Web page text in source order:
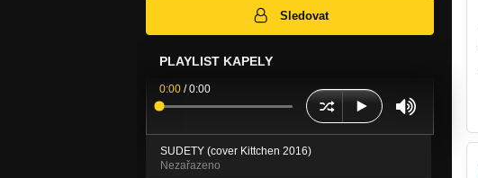
Sledovat
PLAYLIST KAPELY
0:00 /0:00
SUDETY (cover Kittchen 2016)
Nezařazeno